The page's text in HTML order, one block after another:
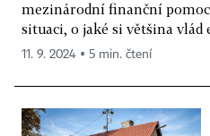
mezinárodní finanční
situaci, o jaké si většina vlád
11. 9. 2024 ▪ 5 min. čtení